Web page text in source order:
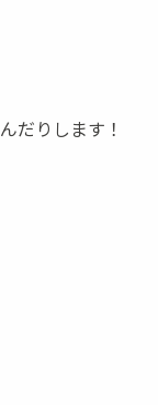
だりします！